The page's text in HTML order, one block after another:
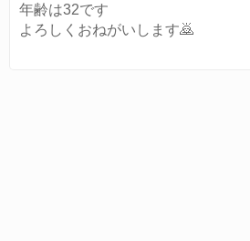
年齢は32です
よろしくおねがいします🙇